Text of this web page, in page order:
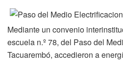
Mediante un convenio
escuela n.º 78, del Paso del
Tacuarembó, accedieron a